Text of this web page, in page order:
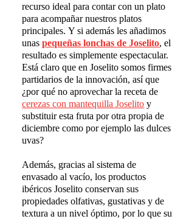
recurso ideal para contar con un plato
para acompañar nuestros platos
principales. Y si además les añadimos
unaspequeñas lonchas de Joselito, el
resultado es simplemente espectacular.
Está claro que en Joselito somos firmes
partidarios de la innovación, así que
¿por qué no aprovechar la receta de
cerezas con mantequilla Joselito y
substituir esta fruta por otra propia de
diciembre como por ejemplo las dulces
uvas?
Además, gracias al sistema de
envasado al vacío, los productos
ibéricos Joselito conservan sus
propiedades olfativas, gustativas y de
textura a un nivel óptimo, por lo que su